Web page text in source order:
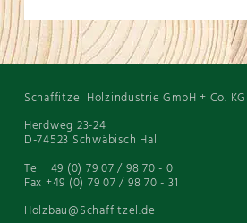
Schaffitzel Holzindustrie GmbH + Co. KG
Herdweg 23-24
D-74523 Schwäbisch Hall
Tel +49 (0) 79 07 / 98 70 - 0
Fax +49 (0) 79 07 / 98 70 - 31
Holzbau@Schaffitzel.de